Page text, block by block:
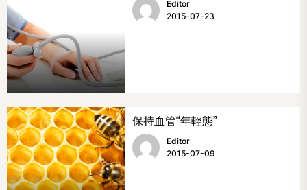
Editor
2015-07-23
保持血管“年輕態”
Editor
2015-07-09